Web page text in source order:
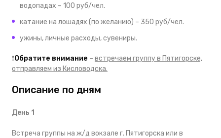
водопадах – 100 руб/чел.
катание на лошадях (по желанию) – 350 руб/чел.
ужины, личные расходы, сувениры.
❗️Обратите внимание – встречаем группу в Пятигорске,
отправляем из Кисловодска.
Описание по дням
День 1
Встреча группы на ж/д вокзале г. Пятигорска или в